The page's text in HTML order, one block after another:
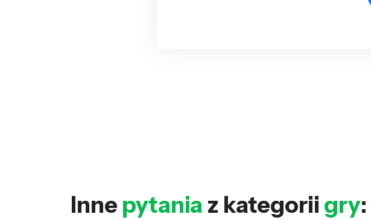
Inne pytania z kategorii gry: